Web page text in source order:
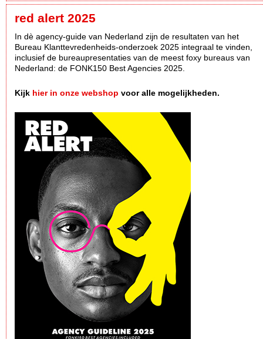
red alert 2025
In dè agency-guide van Nederland zijn de resultaten van het
Bureau Klanttevredenheids-onderzoek 2025 integraal te vinden,
inclusief de bureaupresentaties van de meest foxy bureaus van
Nederland: de FONK150 Best Agencies 2025.
Kijk hier in onze webshop voor alle mogelijkheden.